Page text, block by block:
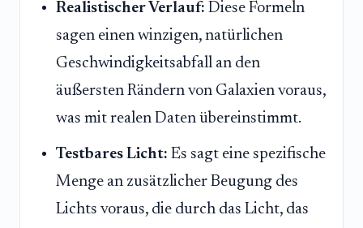
Realistischer Verlauf: Diese Formeln
sagen einen winzigen, natürlichen
Geschwindigkeitsabfall an den
äußersten Rändern von Galaxien voraus,
was mit realen Daten übereinstimmt.
Testbares Licht: Es sagt eine spezifische
Menge an zusätzlicher Beugung des
Lichts voraus, die durch das Licht, das